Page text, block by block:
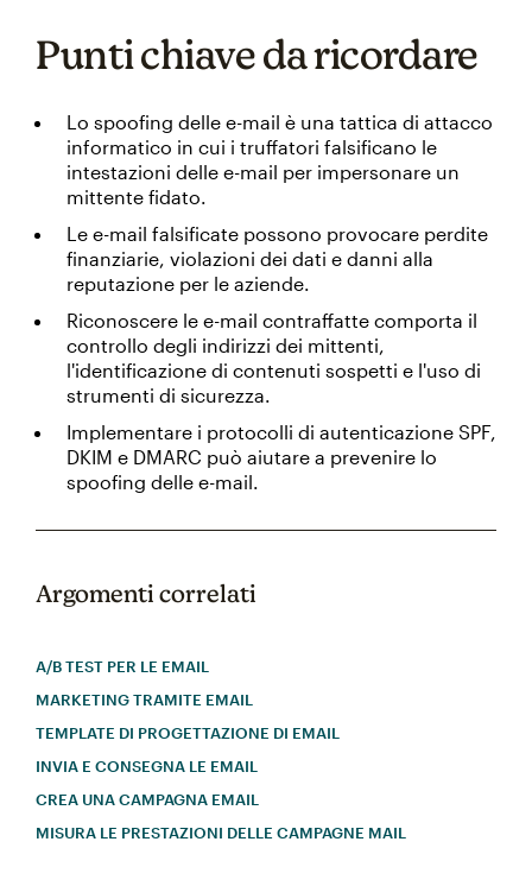
Punti chiave da ricordare
Lo spoofing delle e-mail è una tattica di attacco
informatico in cui i truffatori falsificano le
intestazioni delle e-mail per impersonare un
mittente fidato.
Le e-mail falsificate possono provocare perdite
finanziarie, violazioni dei dati e danni alla
reputazione per le aziende.
Riconoscere le e-mail contraffatte comporta il
controllo degli indirizzi dei mittenti,
l'identificazione di contenuti sospetti e l'uso di
strumenti di sicurezza.
Implementare i protocolli di autenticazione SPF,
DKIM e DMARC può aiutare a prevenire lo
spoofing delle e-mail.
Argomenti correlati
A/B TEST PER LE EMAIL
MARKETING TRAMITE EMAIL
TEMPLATE DI PROGETTAZIONE DI EMAIL
INVIA E CONSEGNA LE EMAIL
CREA UNA CAMPAGNA EMAIL
MISURA LE PRESTAZIONI DELLE CAMPAGNE MAIL